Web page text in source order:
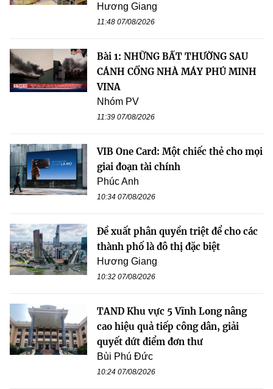
Hương Giang
11:48 07/08/2026
Bài 1: NHỮNG BẤT THƯỜNG SAU
CÁNH CỔNG NHÀ MÁY PHÚ MINH
VINA
Nhóm PV
11:39 07/08/2026
VIB One Card: Một chiếc thẻ cho mọi
giai đoạn tài chính
Phúc Anh
10:34 07/08/2026
Đề xuất phân quyền triệt để cho các
thành phố là đô thị đặc biệt
Hương Giang
10:32 07/08/2026
TAND Khu vực 5 Vĩnh Long nâng
cao hiệu quả tiếp công dân, giải
quyết dứt điểm đơn thư
Bùi Phú Đức
10:24 07/08/2026